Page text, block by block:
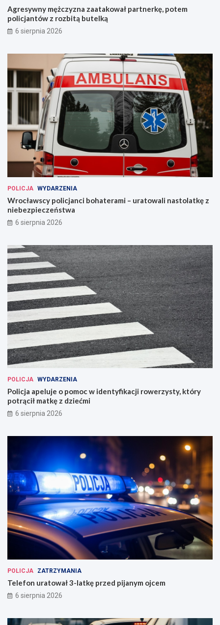
Agresywny mężczyzna zaatakował partnerkę, potem
policjantów z rozbitą butelką
6 sierpnia 2026
POLICJA WYDARZENIA
Wrocławscy policjanci bohaterami – uratowali nastolatkę z
niebezpieczeństwa
6 sierpnia 2026
POLICJA WYDARZENIA
Policja apeluje o pomoc w identyfikacji rowerzysty, który
potrącił matkę z dziećmi
6 sierpnia 2026
POLICJA ZATRZYMANIA
Telefon uratował 3-latkę przed pijanym ojcem
6 sierpnia 2026